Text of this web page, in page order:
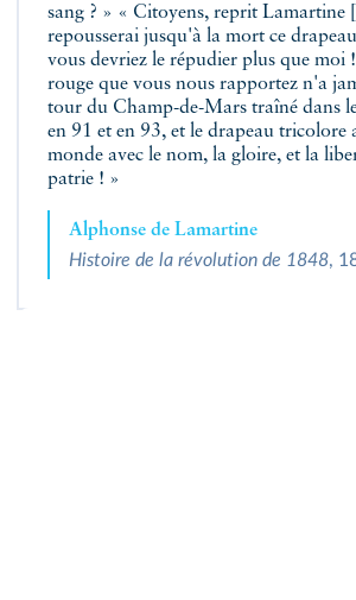
sang ? » « Citoyens, reprit Lamartine
repousserai jusqu'à la mort ce
vous devriez le répudier plus que moi
rouge que vous nous rapportez n'a
tour du Champ-de-Mars traîné dans
en 91 et en 93, et le drapeau tricolore
monde avec le nom, la gloire, et la
patrie ! »
Alphonse de Lamartine
Histoire de la révolution de 1848,